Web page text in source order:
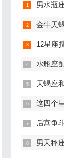
男水瓶座
金牛天蝎最恐
12星座
水瓶座
天蝎座
这四个星
后宫争斗
男天秤座